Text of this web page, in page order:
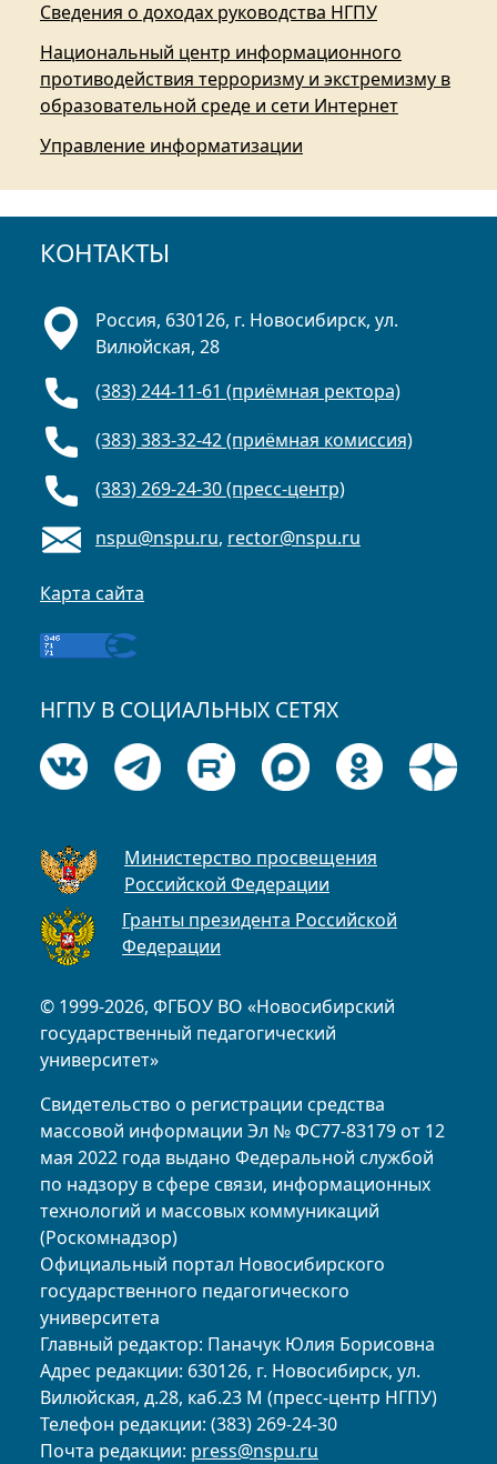
Сведения о доходах руководства НГПУ
Национальный центр информационного
противодействия терроризму и экстремизму в
образовательной среде и сети Интернет
Управление информатизации
КОНТАКТЫ
© 1999-2026, ФГБОУ ВО «Новосибирский
государственный педагогический
университет»
Свидетельство о регистрации средства
массовой информации Эл № ФС77-83179 от 12
мая 2022 года выдано Федеральной службой
по надзору в сфере связи, информационных
технологий и массовых коммуникаций
(Роскомнадзор)
Официальный портал Новосибирского
государственного педагогического
университета
Главный редактор: Паначук Юлия Борисовна
Адрес редакции: 630126, г. Новосибирск, ул.
Вилюйская, д.28, каб.23 М (пресс-центр НГПУ)
Телефон редакции: (383) 269-24-30
Почта редакции: press@nspu.ru
Россия, 630126, г. Новосибирск, ул.
Вилюйская, 28
(383) 244-11-61 (приёмная ректора)
(383) 383-32-42 (приёмная комиссия)
(383) 269-24-30 (пресс-центр)
nspu@nspu.ru, rector@nspu.ru
Карта сайта
НГПУ В СОЦИАЛЬНЫХ СЕТЯХ
Министерство просвещения
Российской Федерации
Гранты президента Российской
Федерации